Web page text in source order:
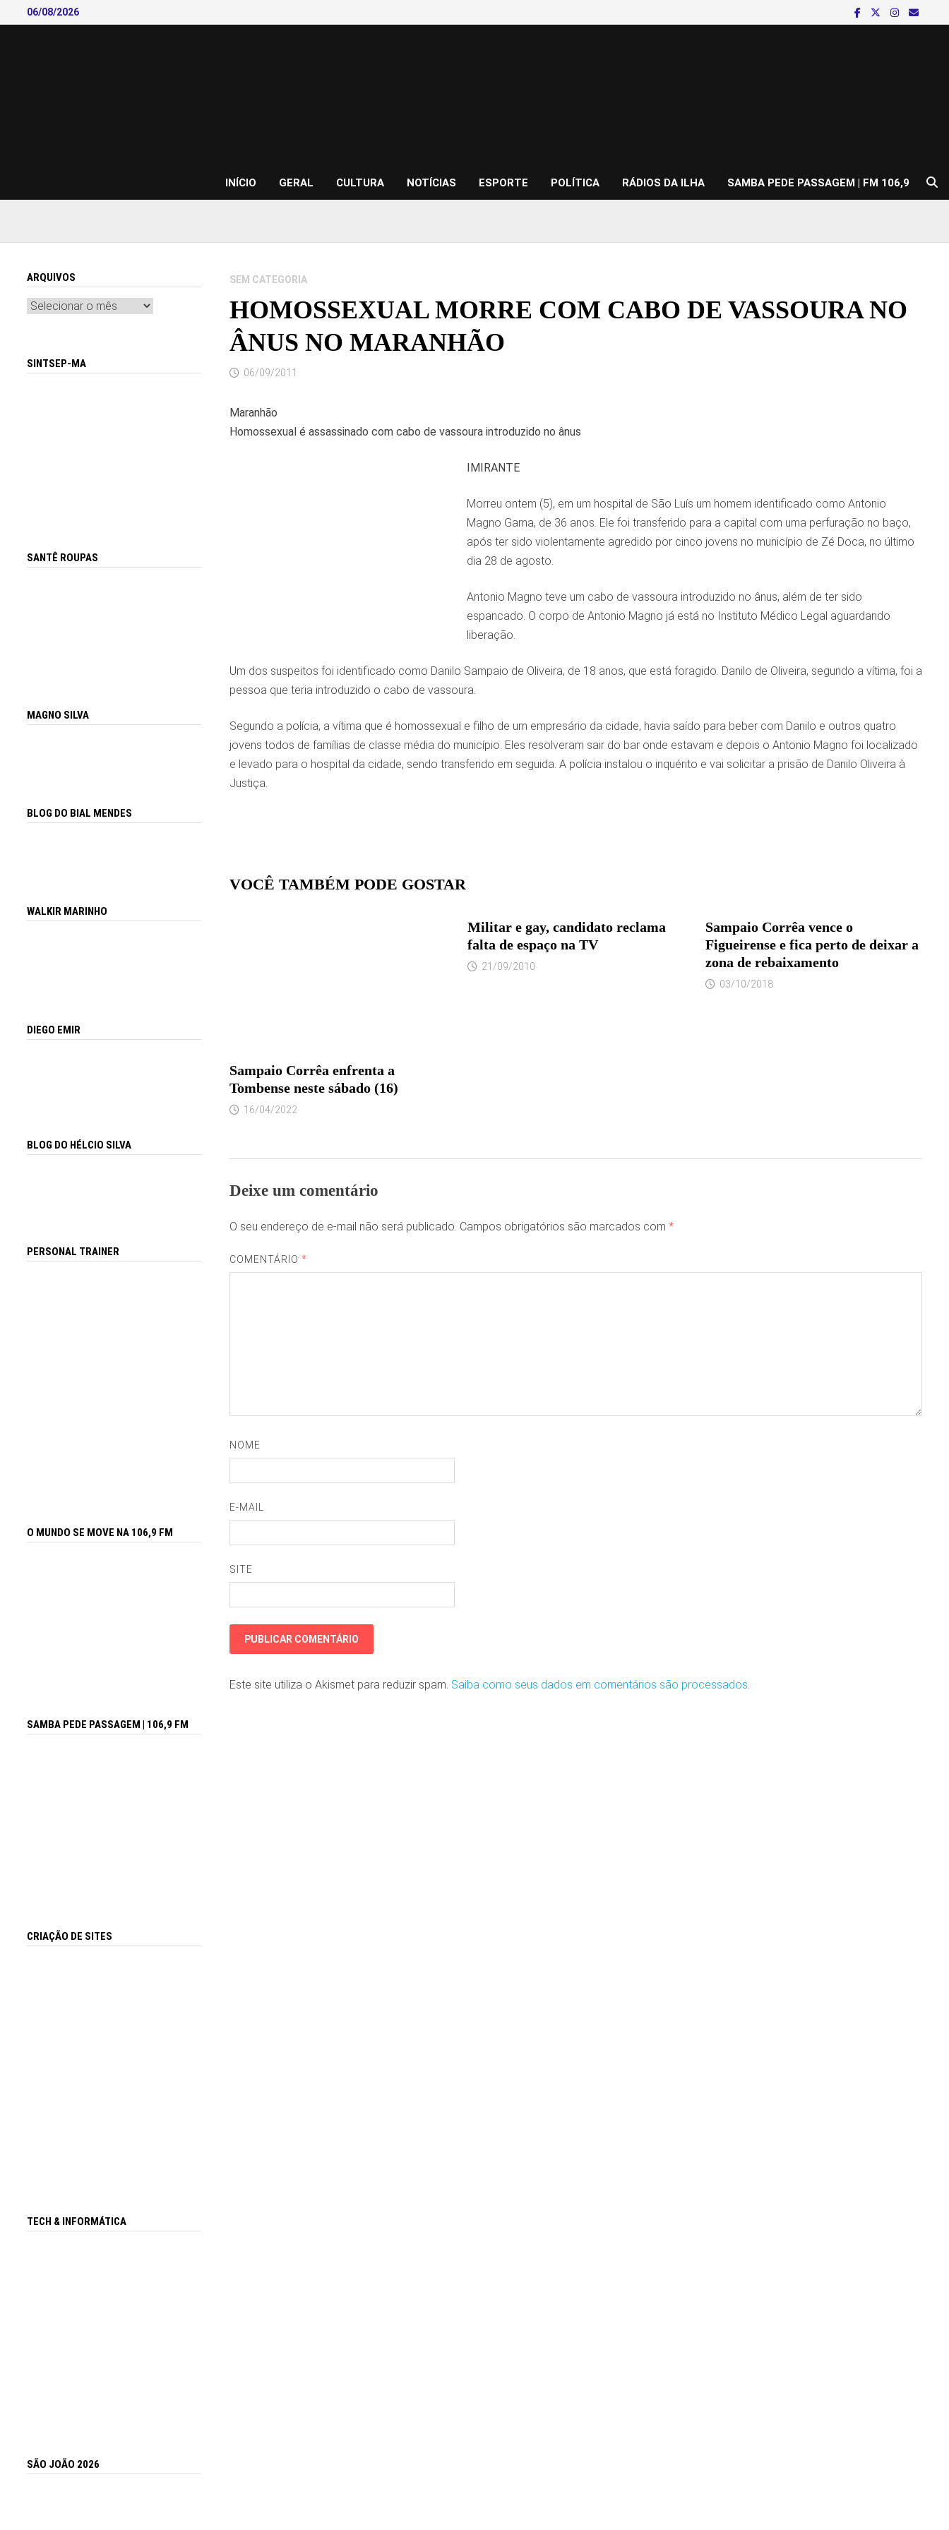
to
06/08/2026
INÍCIO GERAL CULTURA NOTÍCIAS ESPORTE POLÍTICA RÁDIOS DA ILHA SAMBA PEDE PASSAGEM | FM 106,9
SEM CATEGORIA
HOMOSSEXUAL MORRE COM CABO DE VASSOURA NO
ÂNUS NO MARANHÃO
06/09/2011
Maranhão
Homossexual é assassinado com cabo de vassoura introduzido no ânus
IMIRANTE
Morreu ontem (5), em um hospital de São Luís um homem identificado como Antonio
Magno Gama, de 36 anos. Ele foi transferido para a capital com uma perfuração no baço,
após ter sido violentamente agredido por cinco jovens no município de Zé Doca, no último
dia 28 de agosto.
Antonio Magno teve um cabo de vassoura introduzido no ânus, além de ter sido
espancado. O corpo de Antonio Magno já está no Instituto Médico Legal aguardando
liberação.
Um dos suspeitos foi identificado como Danilo Sampaio de Oliveira, de 18 anos, que está foragido. Danilo de Oliveira, segundo a vítima, foi a
pessoa que teria introduzido o cabo de vassoura.
Segundo a polícia, a vítima que é homossexual e filho de um empresário da cidade, havia saído para beber com Danilo e outros quatro
jovens todos de famílias de classe média do município. Eles resolveram sair do bar onde estavam e depois o Antonio Magno foi localizado
e levado para o hospital da cidade, sendo transferido em seguida. A polícia instalou o inquérito e vai solicitar a prisão de Danilo Oliveira à
Justiça.
VOCÊ TAMBÉM PODE GOSTAR
Sampaio Corrêa enfrenta a
Tombense neste sábado (16)
16/04/2022
Militar e gay, candidato reclama
falta de espaço na TV
21/09/2010
Sampaio Corrêa vence o
Figueirense e fica perto de deixar a
zona de rebaixamento
03/10/2018
Deixe um comentário
O seu endereço de e-mail não será publicado. Campos obrigatórios são marcados com *
COMENTÁRIO*
NOME
E-MAIL
SITE
Este site utiliza o Akismet para reduzir spam. Saiba como seus dados em comentários são processados.
ARQUIVOS
Arquivos
SINTSEP-MA
SANTÊ ROUPAS
MAGNO SILVA
BLOG DO BIAL MENDES
WALKIR MARINHO
DIEGO EMIR
BLOG DO HÉLCIO SILVA
PERSONAL TRAINER
O MUNDO SE MOVE NA 106,9 FM
SAMBA PEDE PASSAGEM | 106,9 FM
CRIAÇÃO DE SITES
TECH & INFORMÁTICA
SÃO JOÃO 2026